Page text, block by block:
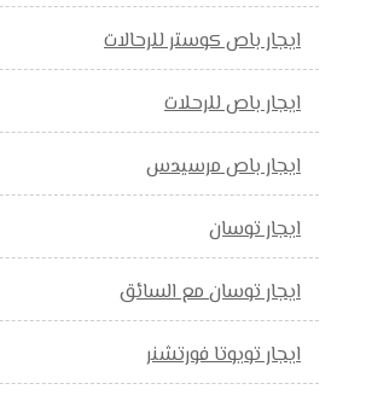
ايجار باص كوستر للرحالات
ايجار باص للرحلات
ايجار باص مرسيدس
ايجار توسان
ايجار توسان مع السائق
ايجار تويوتا فورتشنر